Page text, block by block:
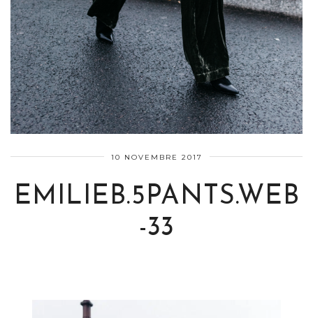
10 NOVEMBRE 2017
EMILIEB.5PANTS.WEB
-33